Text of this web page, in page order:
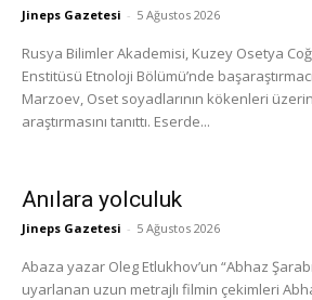
Jineps Gazetesi - 5 Ağustos 2026
Rusya Bilimler Akademisi, Kuzey Osetya
Enstitüsü Etnoloji Bölümü’nde
Marzoev, Oset soyadlarının kökenleri
araştırmasını tanıttı. Eserde...
Anılara yolculuk
Jineps Gazetesi - 5 Ağustos 2026
Abaza yazar Oleg Etlukhov’un “Abhaz
uyarlanan uzun metrajlı filmin çekimleri